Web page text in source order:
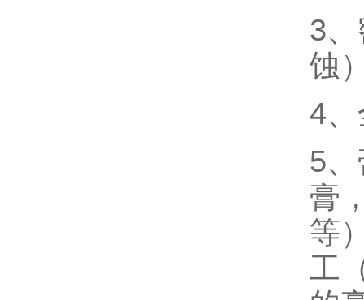
3
蚀
4
5
膏
等
工